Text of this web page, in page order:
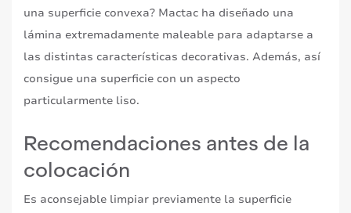
una superficie convexa? Mactac ha diseñado una
lámina extremadamente maleable para adaptarse a
las distintas características decorativas. Además, así
consigue una superficie con un aspecto
particularmente liso.
Recomendaciones antes de la
colocación
Es aconsejable limpiar previamente la superficie